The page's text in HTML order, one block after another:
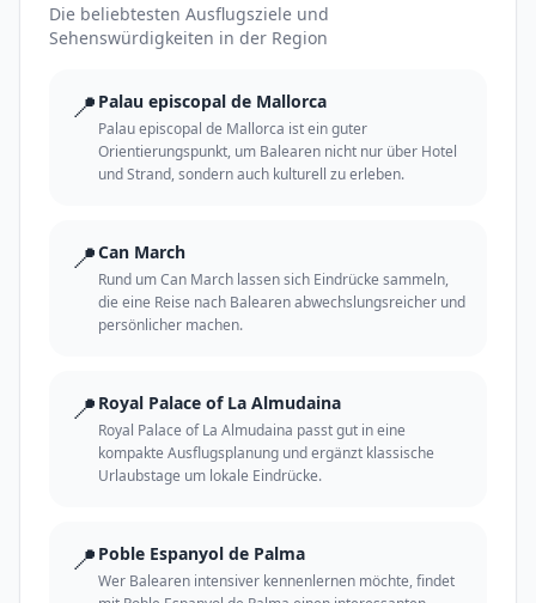
Die beliebtesten Ausflugsziele und
Sehenswürdigkeiten in der Region
📍 Palau episcopal de Mallorca
Palau episcopal de Mallorca ist ein guter
Orientierungspunkt, um Balearen nicht nur über Hotel
und Strand, sondern auch kulturell zu erleben.
📍Can March
Rund um Can March lassen sich Eindrücke sammeln,
die eine Reise nach Balearen abwechslungsreicher und
persönlicher machen.
📍 Royal Palace of La Almudaina
Royal Palace of La Almudaina passt gut in eine
kompakte Ausflugsplanung und ergänzt klassische
Urlaubstage um lokale Eindrücke.
📍 Poble Espanyol de Palma
Wer Balearen intensiver kennenlernen möchte, findet